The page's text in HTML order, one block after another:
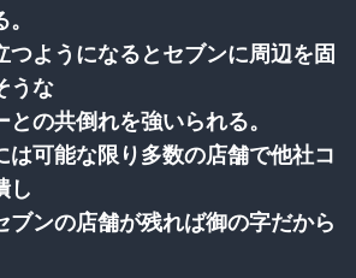
つようになるとセブンに周辺を固
うな
の共倒れを強いられる。
は可能な限り多数の店舗で他社コ
し
ブンの店舗が残れば御の字だから